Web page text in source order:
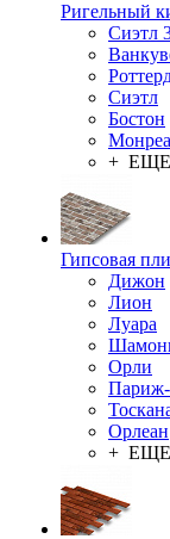
Ригельный
Сиэтл
Сиэтл
Бостон
+ ЕЩЕ
Гипсовая
Дижон
Лион
Луара
Орли
Орлеан
+ ЕЩЕ